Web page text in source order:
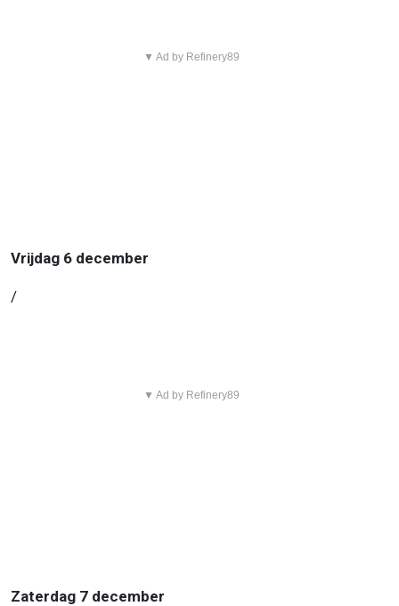
▼ Ad by Refinery89
Vrijdag 6 december
/
▼ Ad by Refinery89
Zaterdag 7 december